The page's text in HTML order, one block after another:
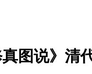
图说》清